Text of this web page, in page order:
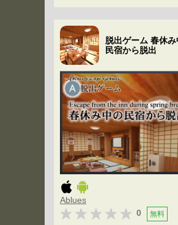
脱出ゲーム 春休
民宿から脱出
Ablues
0
無料